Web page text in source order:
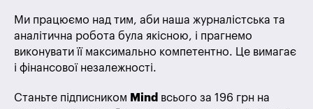
Ми працюємо над тим, аби наша журналістська та
аналітична робота була якісною, і прагнемо
виконувати її максимально компетентно. Це вимагає
і фінансової незалежності.
Станьте підписником Mind всього за 196 грн на